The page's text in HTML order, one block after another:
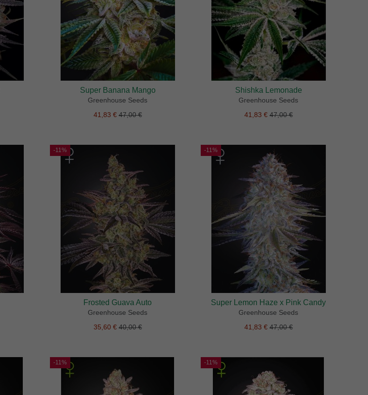
Super Banana Mango
Greenhouse Seeds
41,83 €47,00 €
Shishka Lemonade
Greenhouse Seeds
41,83 € 47,00 €
-11%
Frosted Guava Auto
Greenhouse Seeds
35,60 €40,00 €
-11%
Super Lemon Haze x Pink Candy
Greenhouse Seeds
41,83 € 47,00 €
-11% -11%